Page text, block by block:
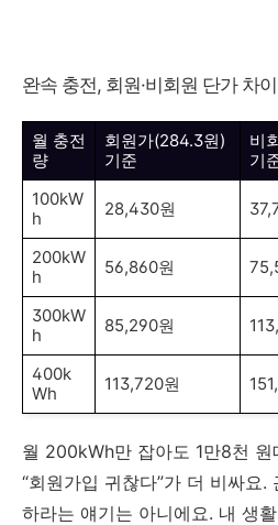
완속 충전, 회원·비회원 단가 차
월 충전
량
회원가(284.3원)
기준
비
기
100kW
h
28,430원
200kW
h
56,860원
300kW
h
85,290원
400k
Wh
113,720원
월 200kWh만 잡아도 1만8천 원
“회원가입 귀찮다”가 더 비싸요.
하라는 얘기는 아니에요. 내 생